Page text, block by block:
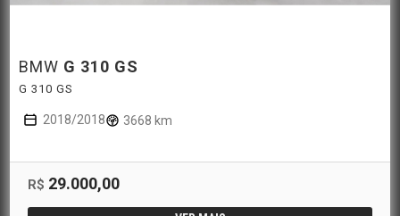
BMW G 310 GS
G 310 GS
2018/2018 3668 km
R$ 29.000,00